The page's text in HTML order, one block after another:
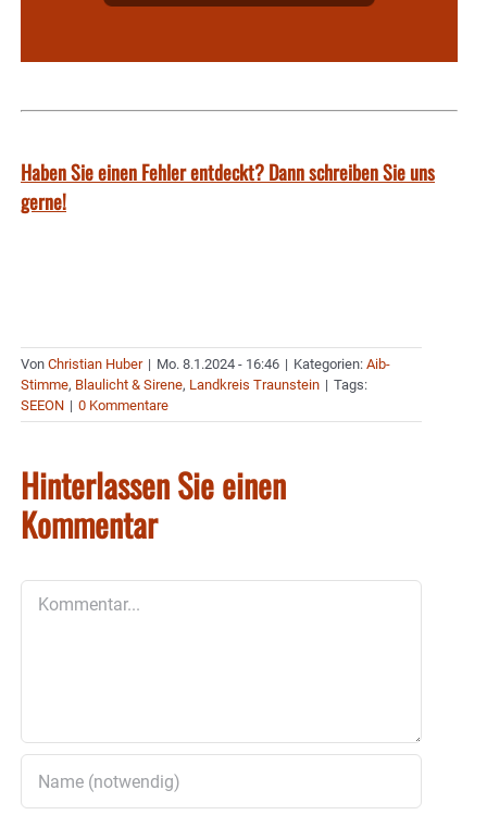
Haben Sie einen Fehler entdeckt? Dann schreiben Sie uns
gerne!
Von Christian Huber | Mo. 8.1.2024 - 16:46 | Kategorien: Aib-
Stimme, Blaulicht & Sirene, Landkreis Traunstein | Tags:
SEEON | 0 Kommentare
Hinterlassen Sie einen
Kommentar